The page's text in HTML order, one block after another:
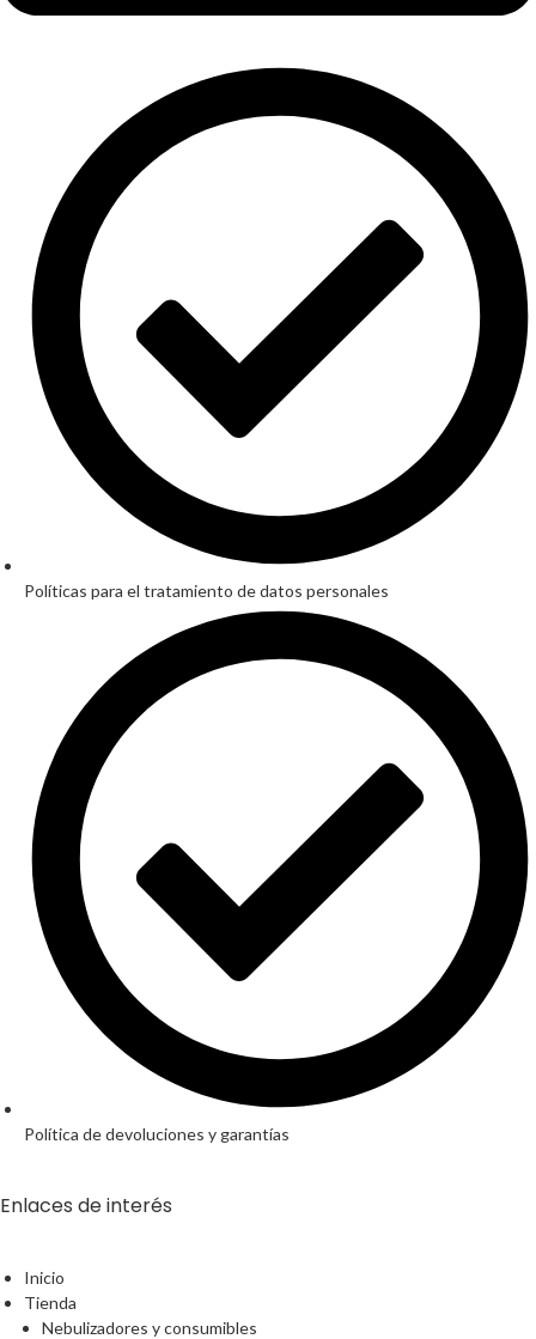
Políticas para el tratamiento de datos personales
Política de devoluciones y garantías
Enlaces de interés
Inicio
Tienda
Nebulizadores y consumibles